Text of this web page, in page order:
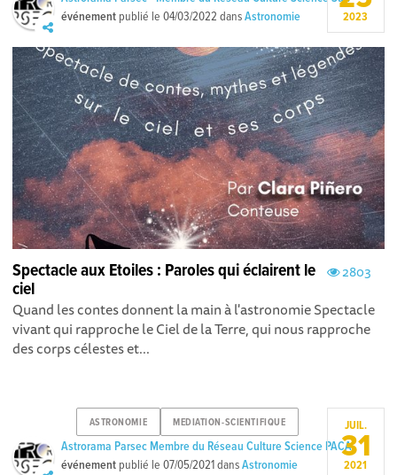
événement publié le04/03/2022 dansAstronomie 2023
2803
Spectacle aux Etoiles : Paroles qui éclairent le
ciel
Quand les contes donnent la main à l'astronomie Spectacle
vivant qui rapproche le Ciel de la Terre, qui nous rapproche
des corps célestes et...
ASTRONOMIE MEDIATION-SCIENTIFIQUE
Astrorama Parsec Membre du Réseau Culture Science PACA
événement publié le07/05/2021dansAstronomie
JUIL.
31
2021